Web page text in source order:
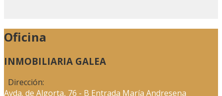
Oficina
INMOBILIARIA GALEA
Dirección:
Avda. de Algorta, 76 - B Entrada María Andresena